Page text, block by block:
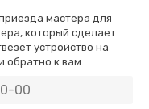
мастера для
который сделает
устройство на
обратно к вам.